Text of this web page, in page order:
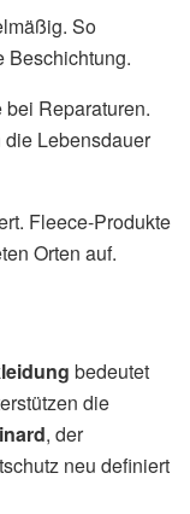
So
Beschichtung.
Reparaturen.
Lebensdauer
Fleece-Produkte
Orten auf.
bedeutet
die
, der
neu definiert